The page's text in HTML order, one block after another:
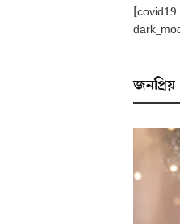
[covid19
জনপ্ৰিয়